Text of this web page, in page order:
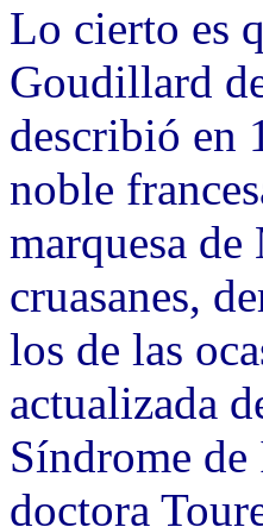
Lo cierto es
Goudillard
describió en
noble
marquesa
cruasanes,
los de las
actualizada
Síndrome
doctora